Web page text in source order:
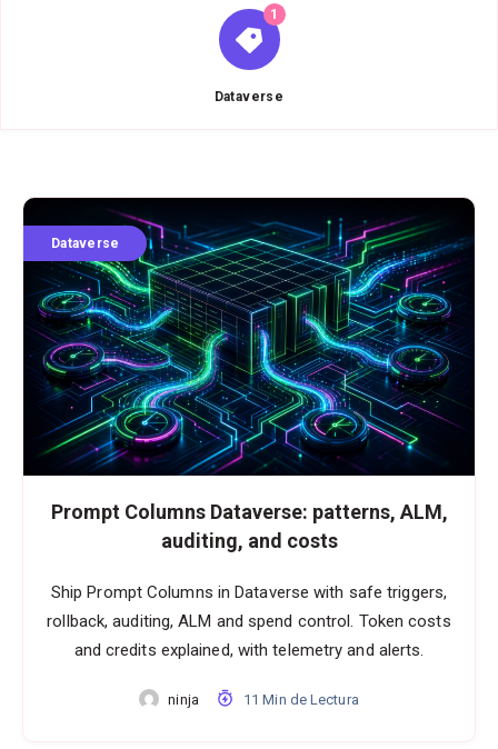
1
Dataverse
{{name}}
Dataverse
Prompt Columns Dataverse: patterns, ALM,
auditing, and costs
Ship Prompt Columns in Dataverse with safe triggers,
rollback, auditing, ALM and spend control. Token costs
and credits explained, with telemetry and alerts.
ninja 11 Min de Lectura